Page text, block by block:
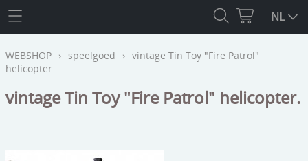
THE RETROHOUSE
WEBSHOP
religie
NL
WEBSHOP › speelgoed › vintage Tin Toy "Fire Patrol"
helicopter.
vintage Tin Toy "Fire Patrol" helicopter.